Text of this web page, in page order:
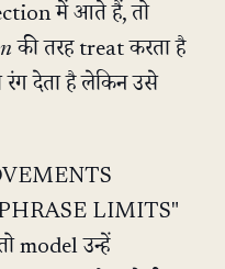
में आते हैं, तो
की तरह treat करता है
देता है लेकिन उसे
LIMITS"
model उन्हें